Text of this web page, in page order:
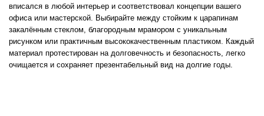
вписался в любой интерьер и соответствовал концепции вашего
офиса или мастерской. Выбирайте между стойким к царапинам
закалённым стеклом, благородным мрамором с уникальным
рисунком или практичным высококачественным пластиком. Каждый
материал протестирован на долговечность и безопасность, легко
очищается и сохраняет презентабельный вид на долгие годы.